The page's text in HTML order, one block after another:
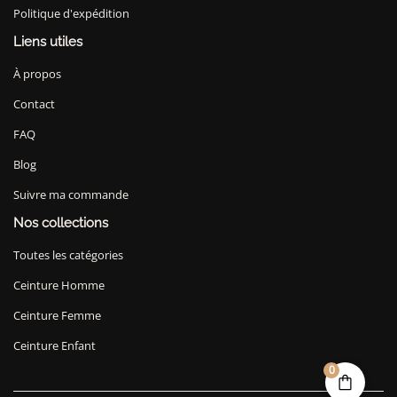
0
Politique d'expédition
Liens utiles
À propos
Contact
FAQ
Blog
Suivre ma commande
Nos collections
Toutes les catégories
Ceinture Homme
Ceinture Femme
Ceinture Enfant